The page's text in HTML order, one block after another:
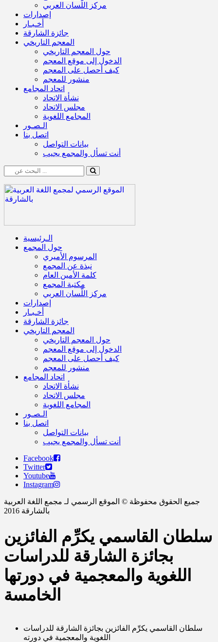
مركز اللّسان العربي
إصدارات
أخـبـار
جائزة الشارقة
المعجم التاريخي
حول المعجم التاريخي
الدخول إلى موقع المعجم
كيف أحصل على المعجم
منشور للمعجم
اتحاد المجامع
نشأة الاتحاد
مجلس الاتحاد
المجامع اللغوية
الـصـور
اتصل بنا
بيانات التواصل
أنت تسأل والمجمع يجيب
الـرئيسية
حول المجمع
المرسوم الأميري
نبذة عن المجمع
كلمة الأمين العام
مكتبة المجمع
مركز اللّسان العربي
إصدارات
أخـبـار
جائزة الشارقة
المعجم التاريخي
حول المعجم التاريخي
الدخول إلى موقع المعجم
كيف أحصل على المعجم
منشور للمعجم
اتحاد المجامع
نشأة الاتحاد
مجلس الاتحاد
المجامع اللغوية
الـصـور
اتصل بنا
بيانات التواصل
أنت تسأل والمجمع يجيب
Facebook
Twitter
Youtube
Instagram
جميع الحقوق محفوظة © الموقع الرسمي لـ مجمع اللغة العربية
بالشارقة 2016
سلطان القاسمي يكرِّم الفائزين
بجائزة الشارقة للدراسات
اللغوية والمعجمية في دورتها
الخامسة
سلطان القاسمي يكرِّم الفائزين بجائزة الشارقة للدراسات
اللغوية والمعجمية في دورته